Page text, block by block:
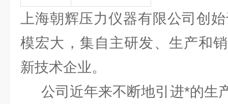
上海朝辉压力仪器有限公司创
模宏大，集自主研发、生产和
新技术企业。
公司近年来不断地引进*的生